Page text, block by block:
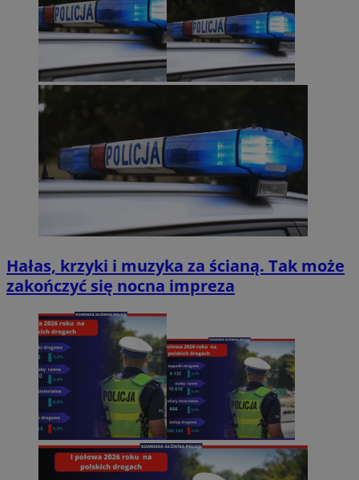
Hałas, krzyki i muzyka za ścianą. Tak może
zakończyć się nocna impreza